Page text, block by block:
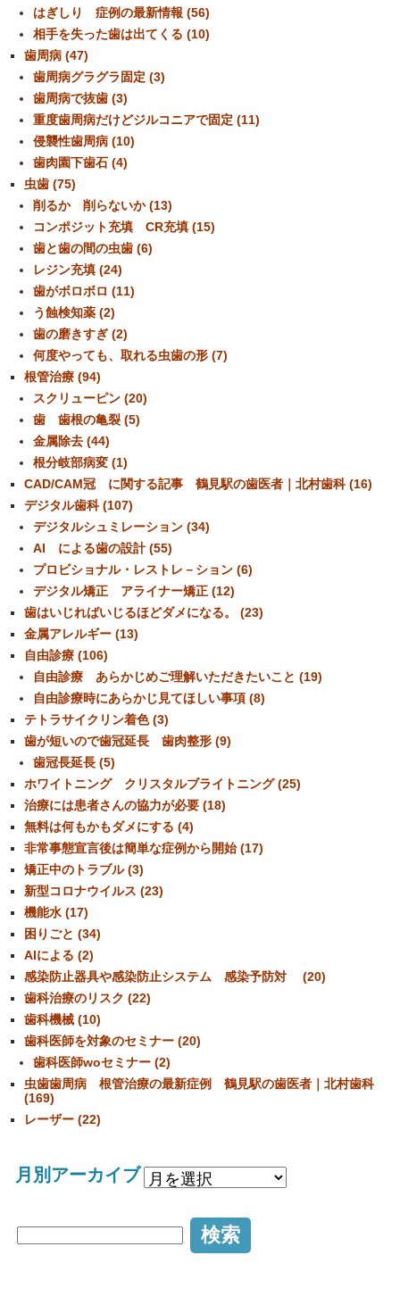
はぎしり 症例の最新情報 (56)
相手を失った歯は出てくる (10)
歯周病 (47)
歯周病グラグラ固定 (3)
歯周病で抜歯 (3)
重度歯周病だけどジルコニアで固定 (11)
侵襲性歯周病 (10)
歯肉園下歯石 (4)
虫歯 (75)
削るか 削らないか (13)
コンポジット充填 CR充填 (15)
歯と歯の間の虫歯 (6)
レジン充填 (24)
歯がボロボロ (11)
う蝕検知薬 (2)
歯の磨きすぎ (2)
何度やっても、取れる虫歯の形 (7)
根管治療 (94)
スクリューピン (20)
歯 歯根の亀裂 (5)
金属除去 (44)
根分岐部病変 (1)
CAD/CAM冠 に関する記事 鶴見駅の歯医者｜北村歯科 (16)
デジタル歯科 (107)
デジタルシュミレーション (34)
AI による歯の設計 (55)
プロビショナル・レストレ－ション (6)
デジタル矯正 アライナー矯正 (12)
歯はいじればいじるほどダメになる。 (23)
金属アレルギー (13)
自由診療 (106)
自由診療 あらかじめご理解いただきたいこと (19)
自由診療時にあらかじ見てほしい事項 (8)
テトラサイクリン着色 (3)
歯が短いので歯冠延長 歯肉整形 (9)
歯冠長延長 (5)
ホワイトニング クリスタルブライトニング (25)
治療には患者さんの協力が必要 (18)
無料は何もかもダメにする (4)
非常事態宣言後は簡単な症例から開始 (17)
矯正中のトラブル (3)
新型コロナウイルス (23)
機能水 (17)
困りごと (34)
AIによる (2)
感染防止器具や感染防止システム 感染予防対 (20)
歯科治療のリスク (22)
歯科機械 (10)
歯科医師を対象のセミナー (20)
歯科医師woセミナー (2)
虫歯歯周病 根管治療の最新症例 鶴見駅の歯医者｜北村歯科
(169)
レーザー (22)
月別アーカイブ